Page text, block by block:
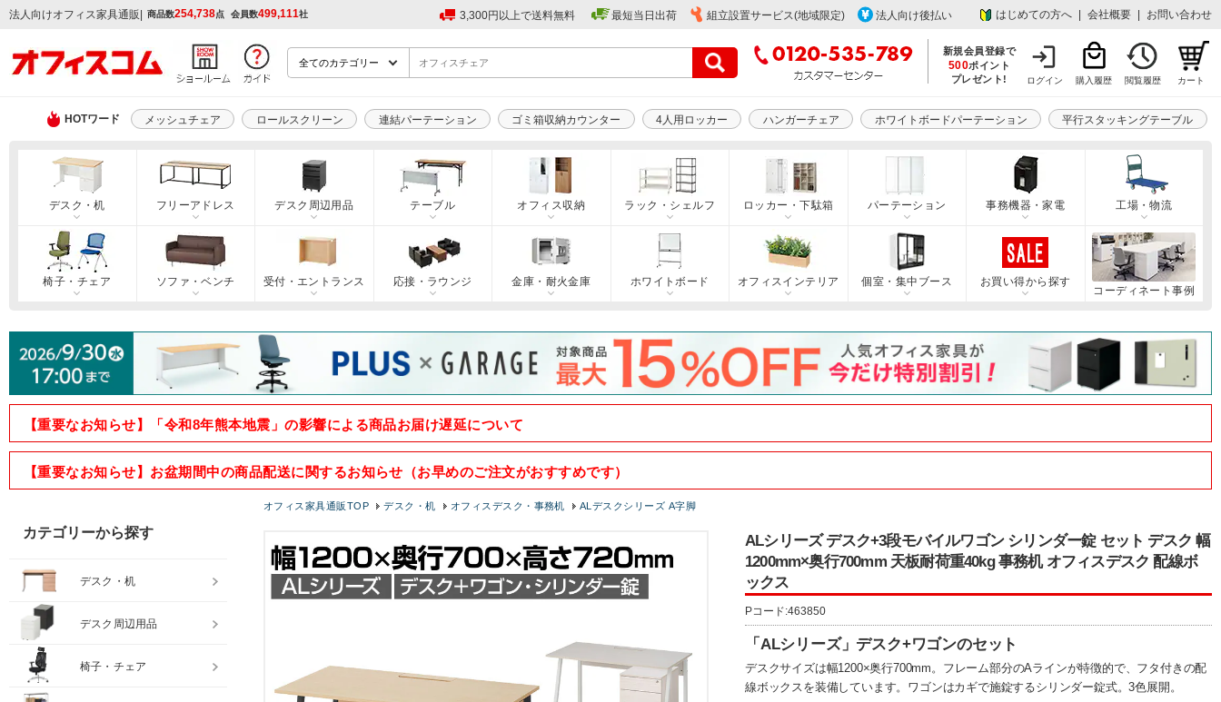
法人向けオフィス家具通販 | 商品数254,738点 会員数499,111社 3,300円以上で送料無料 最短当日出荷 組立設置サービス(地域限定) 法人向け後払い はじめての方へ 会社概要 お問い合わせ
新規会員登録で
500ポイント
プレゼント!
ログイン 購入履歴 閲覧履歴 カート
HOTワード メッシュチェア ロールスクリーン 連結パーテーション ゴミ箱収納カウンター 4人用ロッカー ハンガーチェア ホワイトボードパーテーション 平行スタッキングテーブル
デスク・机 フリーアドレス デスク周辺用品 テーブル オフィス収納 ラック・シェルフ ロッカー・下駄箱 パーテーション 事務機器・家電 工場・物流
椅子・チェア ソファ・ベンチ 受付・エントランス 応接・ラウンジ 金庫・耐火金庫 ホワイトボード オフィスインテリア 個室・集中ブース
お買い得から探す
コーディネート事例
【重要なお知らせ】「令和8年熊本地震」の影響による商品お届け遅延について
【重要なお知らせ】お盆期間中の商品配送に関するお知らせ（お早めのご注文がおすすめです）
オフィス家具通販TOP デスク・机 オフィスデスク・事務机 ALデスクシリーズ A字脚
ALシリーズ デスク+3段モバイルワゴン シリンダー錠 セット デスク 幅
1200mm×奥行700mm 天板耐荷重40kg 事務机 オフィスデスク 配線ボ
ックス
Pコード:463850
「ALシリーズ」デスク+ワゴンのセット
デスクサイズは幅1200×奥行700mm。フレーム部分のAラインが特徴的で、フタ付きの配
線ボックスを装備しています。ワゴンはカギで施錠するシリンダー錠式。3色展開。
カテゴリーから探す
デスク・机
デスク周辺用品
椅子・チェア